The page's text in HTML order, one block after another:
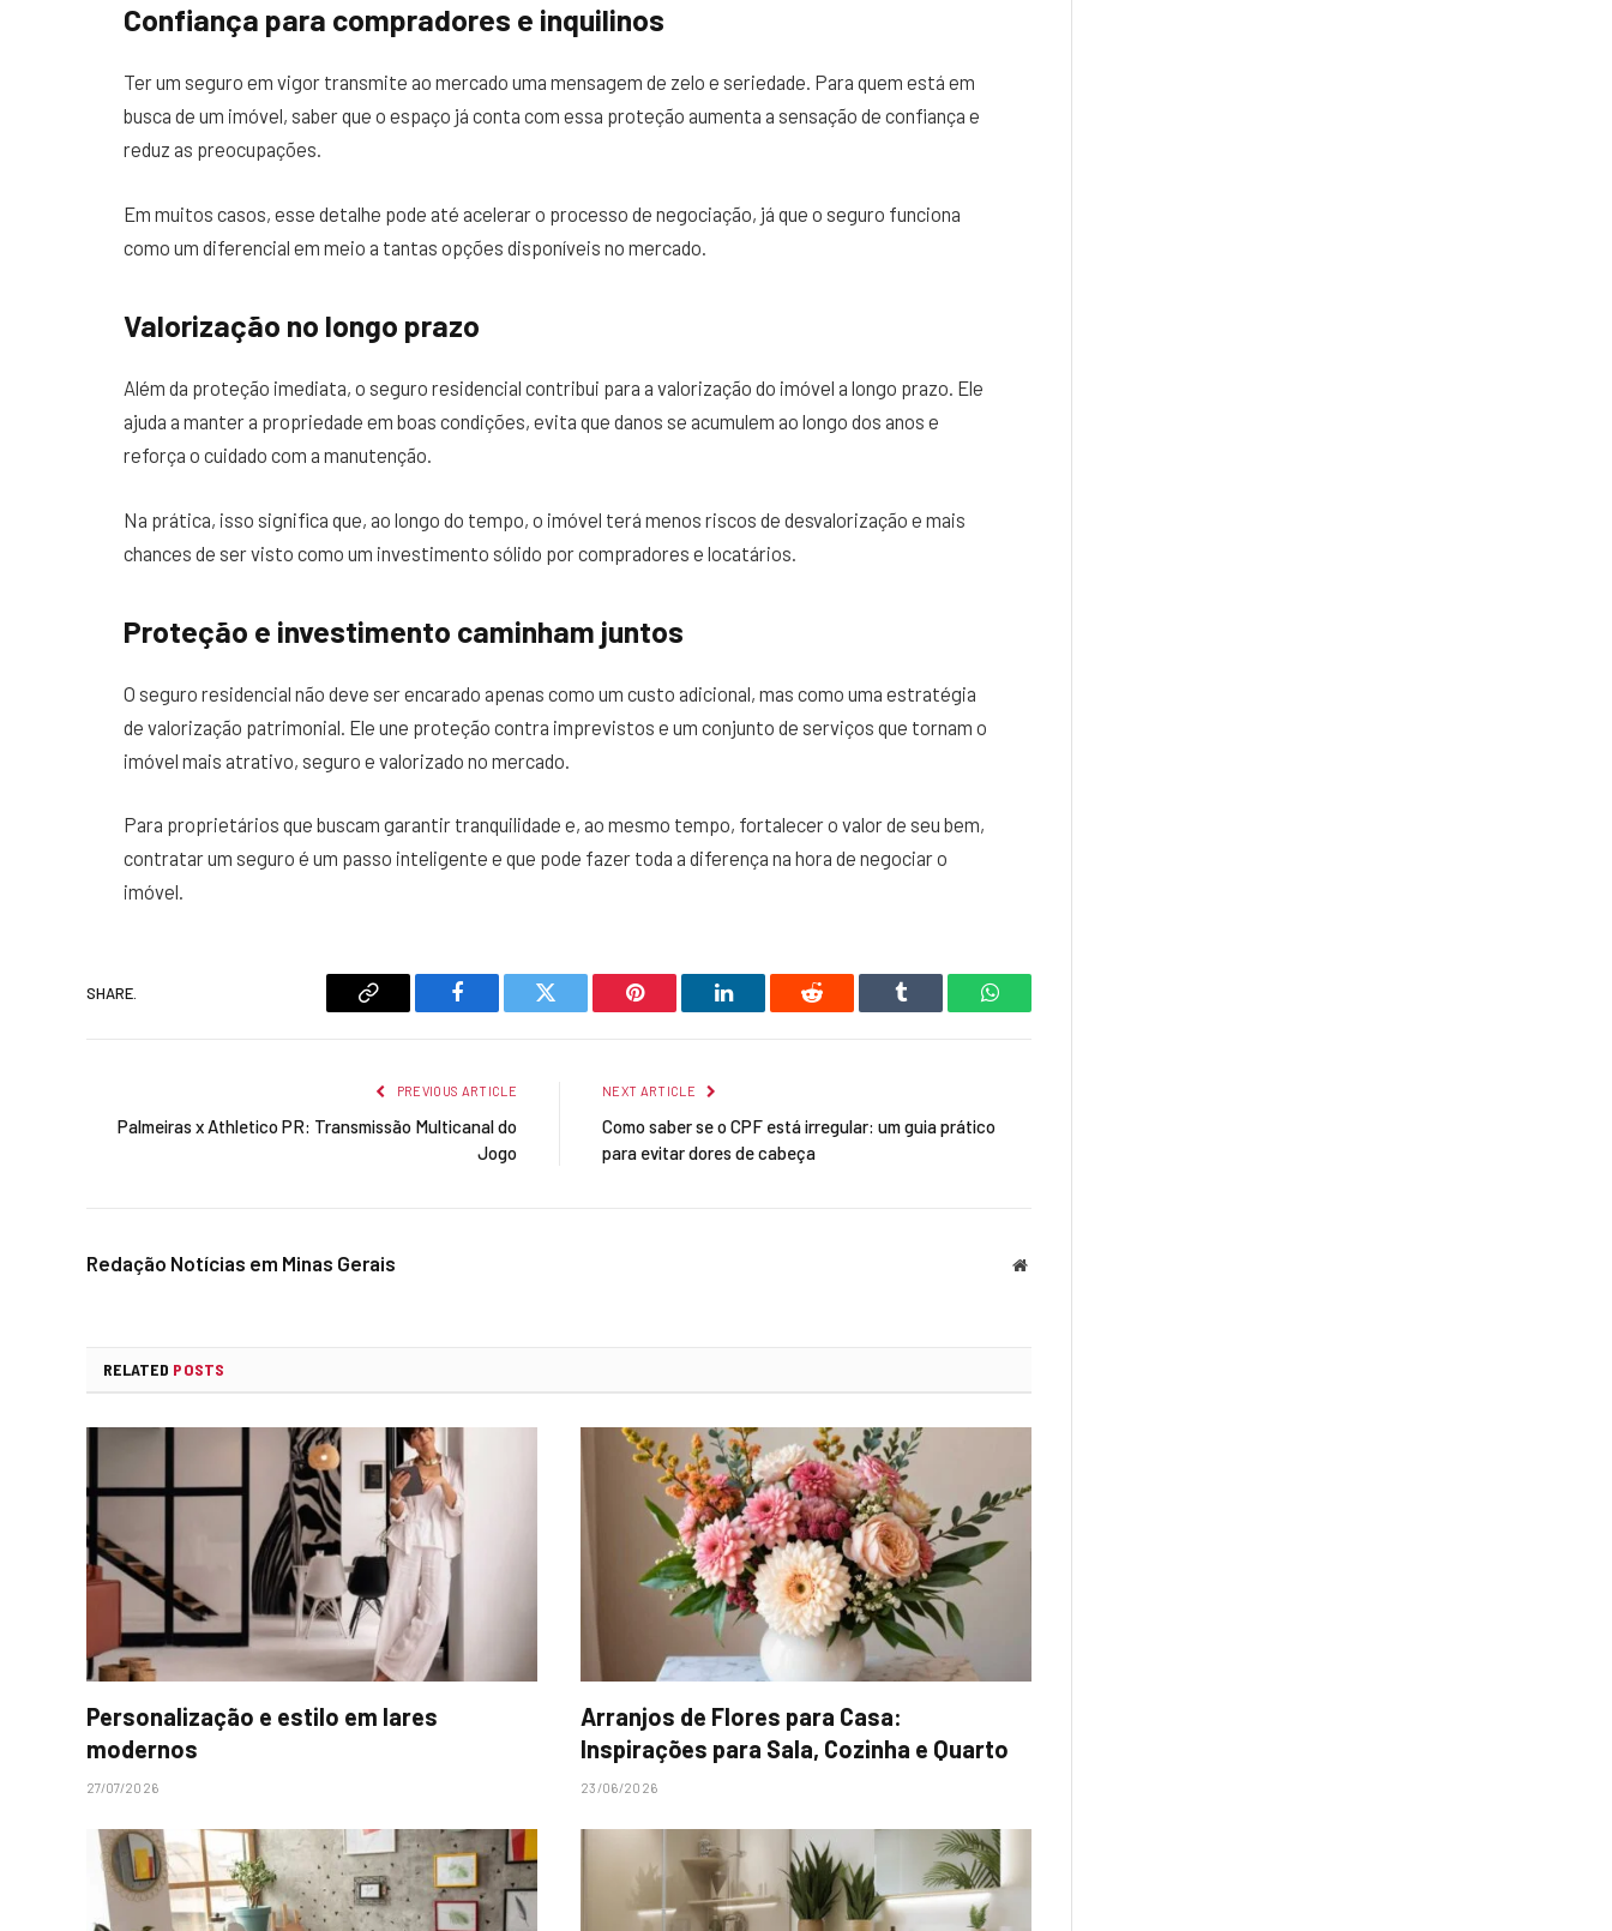
Confiança para compradores e inquilinos
Ter um seguro em vigor transmite ao mercado uma mensagem de zelo e seriedade. Para quem está em
busca de um imóvel, saber que o espaço já conta com essa proteção aumenta a sensação de confiança e
reduz as preocupações.
Em muitos casos, esse detalhe pode até acelerar o processo de negociação, já que o seguro funciona
como um diferencial em meio a tantas opções disponíveis no mercado.
Valorização no longo prazo
Além da proteção imediata, o seguro residencial contribui para a valorização do imóvel a longo prazo. Ele
ajuda a manter a propriedade em boas condições, evita que danos se acumulem ao longo dos anos e
reforça o cuidado com a manutenção.
Na prática, isso significa que, ao longo do tempo, o imóvel terá menos riscos de desvalorização e mais
chances de ser visto como um investimento sólido por compradores e locatários.
Proteção e investimento caminham juntos
O seguro residencial não deve ser encarado apenas como um custo adicional, mas como uma estratégia
de valorização patrimonial. Ele une proteção contra imprevistos e um conjunto de serviços que tornam o
imóvel mais atrativo, seguro e valorizado no mercado.
Para proprietários que buscam garantir tranquilidade e, ao mesmo tempo, fortalecer o valor de seu bem,
contratar um seguro é um passo inteligente e que pode fazer toda a diferença na hora de negociar o
imóvel.
SHARE.
Copy
Facebook Twitter Pinterest LinkedIn Reddit Tumblr WhatsApp
PREVIOUS ARTICLE
Palmeiras x Athletico PR: Transmissão Multicanal do
Jogo
NEXT ARTICLE
Como saber se o CPF está irregular: um guia prático
para evitar dores de cabeça
Redação Notícias em Minas Gerais Website
RELATED POSTS
Personalização e estilo em lares
modernos
27/07/2026
Arranjos de Flores para Casa:
Inspirações para Sala, Cozinha e Quarto
23/06/2026